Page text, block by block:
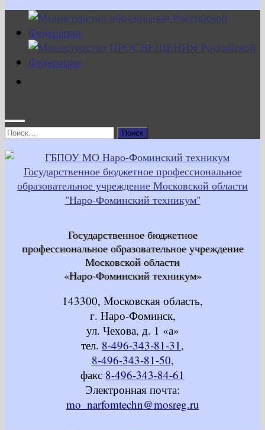
Найти:
Государственное бюджетное
профессиональное образовательное учреждение
Московской области
«Наро-Фоминский техникум»
143300, Московская область,
г. Наро-Фоминск,
ул. Чехова, д. 1 «а»
тел. 8-496-343-81-31,
8-496-343-81-50,
факс 8-496-343-84-61
Электронная почта:
mo_narfomtechn@mosreg.ru